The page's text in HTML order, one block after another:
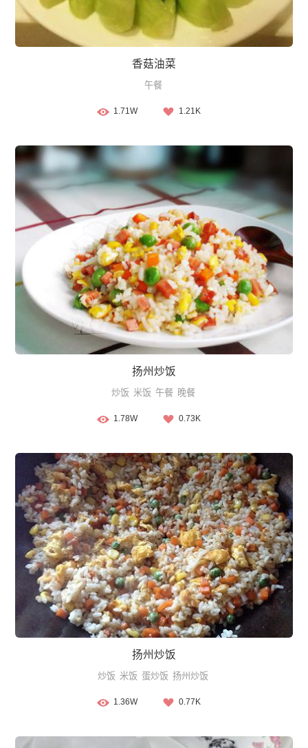
香菇油菜
午餐
1.71W 1.21K
扬州炒饭
炒饭 米饭 午餐 晚餐
1.78W 0.73K
扬州炒饭
炒饭 米饭 蛋炒饭 扬州炒饭
1.36W 0.77K